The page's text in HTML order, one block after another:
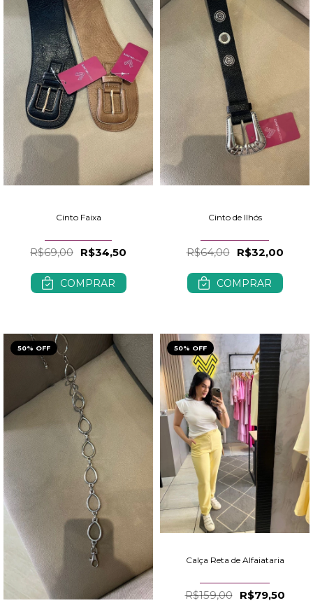
Cinto Faixa
R$69,00 R$34,50
COMPRAR
Cinto de Ilhós
R$64,00 R$32,00
COMPRAR
50% OFF 50% OFF
Calça Reta de Alfaiataria
R$159,00 R$79,50